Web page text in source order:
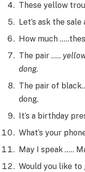
These yellow
Let’s ask the
How much
The pair …..
dong.
The pair of
dong.
It’s a birthday
What’s your
May I speak …..
Would you like to